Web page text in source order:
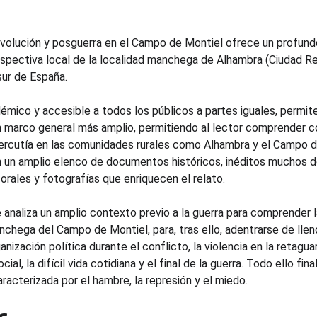
y posguerra en el Campo de Montiel ofrece un
local de la localidad manchega de Alhambra (Ciudad
de España.
y accesible a todos los públicos a partes iguales,
marco general más amplio, permitiendo al lector comprender
en las comunidades rurales como Alhambra y el Campo
amplio elenco de documentos históricos, inéditos muchos
y fotografías que enriquecen el relato.
analiza un amplio contexto previo a la guerra para
del Campo de Montiel, para, tras ello, adentrarse de
política durante el conflicto, la violencia en la
la difícil vida cotidiana y el final de la guerra. Todo ello
por el hambre, la represión y el miedo.